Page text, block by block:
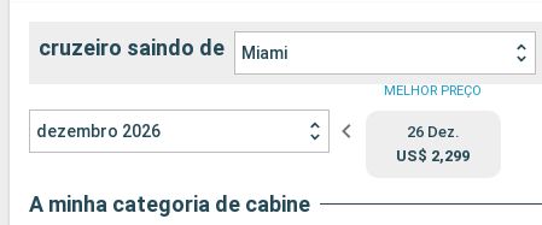
cruzeiro saindo de Miami
dezembro 2026
MELHOR PREÇO
26 Dez.
US$ 2,299
A minha categoria de cabine